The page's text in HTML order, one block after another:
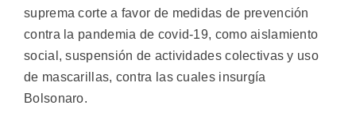
suprema corte a favor de medidas de prevención
contra la pandemia de covid-19, como aislamiento
social, suspensión de actividades colectivas y uso
de mascarillas, contra las cuales insurgía
Bolsonaro.